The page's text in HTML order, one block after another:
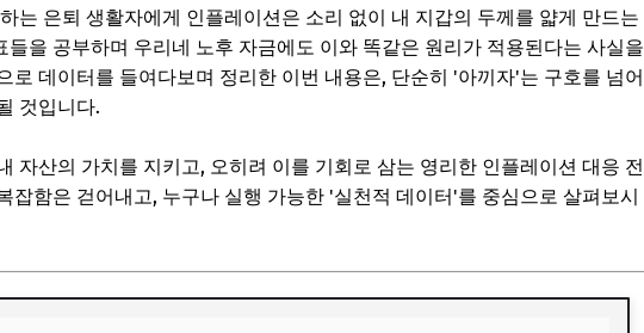
는 은퇴 생활자에게 인플레이션은 소리 없이 내 지갑의 두께를 얇게 만드는
을 공부하며 우리네 노후 자금에도 이와 똑같은 원리가 적용된다는 사실을
로 데이터를 들여다보며 정리한 이번 내용은, 단순히 '아끼자'는 구호를 넘어
것입니다.
자산의 가치를 지키고, 오히려 이를 기회로 삼는 영리한 인플레이션 대응 전
잡함은 걷어내고, 누구나 실행 가능한 '실천적 데이터'를 중심으로 살펴보시